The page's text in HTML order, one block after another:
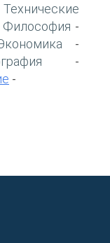
Технические
Философия -
-
-
-